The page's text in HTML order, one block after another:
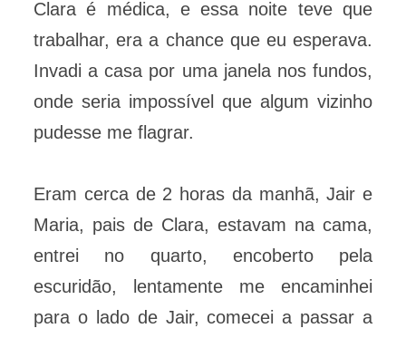
Clara é médica, e essa noite teve que
trabalhar, era a chance que eu esperava.
Invadi a casa por uma janela nos fundos,
onde seria impossível que algum vizinho
pudesse me flagrar.
Eram cerca de 2 horas da manhã, Jair e
Maria, pais de Clara, estavam na cama,
entrei no quarto, encoberto pela
escuridão, lentamente me encaminhei
para o lado de Jair, comecei a passar a